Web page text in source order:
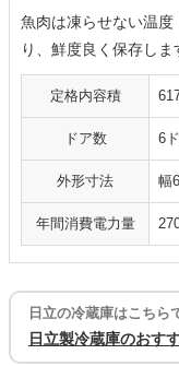
魚肉は凍らせない温
り、鮮度良く保存しま
定格内容積
ドア数 6
外形寸法 幅
年間消費電力量
日立の冷蔵庫はこちら
日立製冷蔵庫のおす